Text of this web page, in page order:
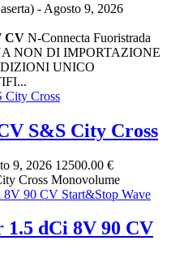
- Agosto 9, 2026
CV N-Connecta Fuoristrada
NON DI IMPORTAZIONE
UNICO
S&S City Cross
9, 2026 12500.00 €
Cross Monovolume
dCi 8V 90 CV